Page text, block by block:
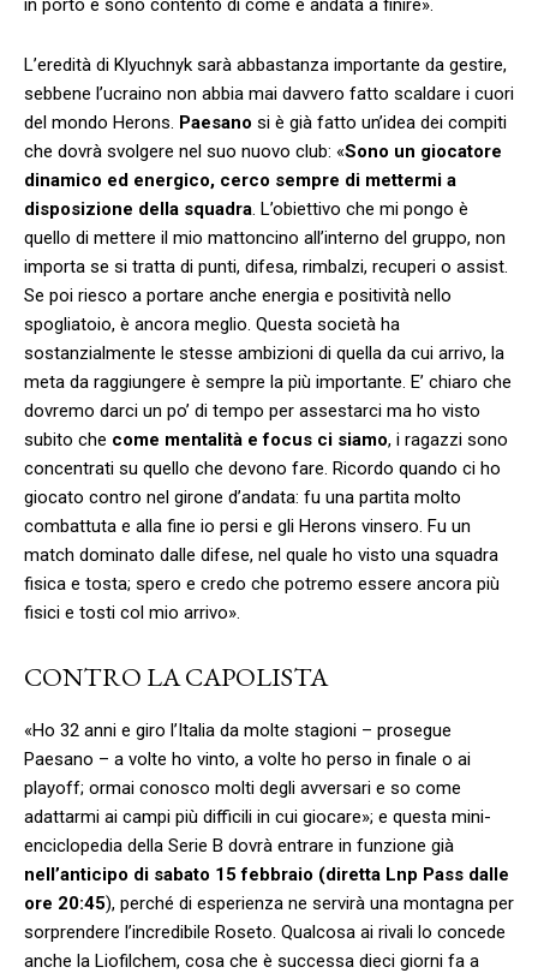
in porto e sono contento di come è andata a finire».
L’eredità di Klyuchnyk sarà abbastanza importante da gestire,
sebbene l’ucraino non abbia mai davvero fatto scaldare i cuori
del mondo Herons. Paesano si è già fatto un’idea dei compiti
che dovrà svolgere nel suo nuovo club: «Sono un giocatore
dinamico ed energico, cerco sempre di mettermi a
disposizione della squadra. L’obiettivo che mi pongo è
quello di mettere il mio mattoncino all’interno del gruppo, non
importa se si tratta di punti, difesa, rimbalzi, recuperi o assist.
Se poi riesco a portare anche energia e positività nello
spogliatoio, è ancora meglio. Questa società ha
sostanzialmente le stesse ambizioni di quella da cui arrivo, la
meta da raggiungere è sempre la più importante. E’ chiaro che
dovremo darci un po’ di tempo per assestarci ma ho visto
subito che come mentalità e focus ci siamo, i ragazzi sono
concentrati su quello che devono fare. Ricordo quando ci ho
giocato contro nel girone d’andata: fu una partita molto
combattuta e alla fine io persi e gli Herons vinsero. Fu un
match dominato dalle difese, nel quale ho visto una squadra
fisica e tosta; spero e credo che potremo essere ancora più
fisici e tosti col mio arrivo».
CONTRO LA CAPOLISTA
«Ho 32 anni e giro l’Italia da molte stagioni – prosegue
Paesano – a volte ho vinto, a volte ho perso in finale o ai
playoff; ormai conosco molti degli avversari e so come
adattarmi ai campi più difficili in cui giocare»; e questa mini-
enciclopedia della Serie B dovrà entrare in funzione già
nell’anticipo di sabato 15 febbraio (diretta Lnp Pass dalle
ore 20:45), perché di esperienza ne servirà una montagna per
sorprendere l’incredibile Roseto. Qualcosa ai rivali lo concede
anche la Liofilchem, cosa che è successa dieci giorni fa a